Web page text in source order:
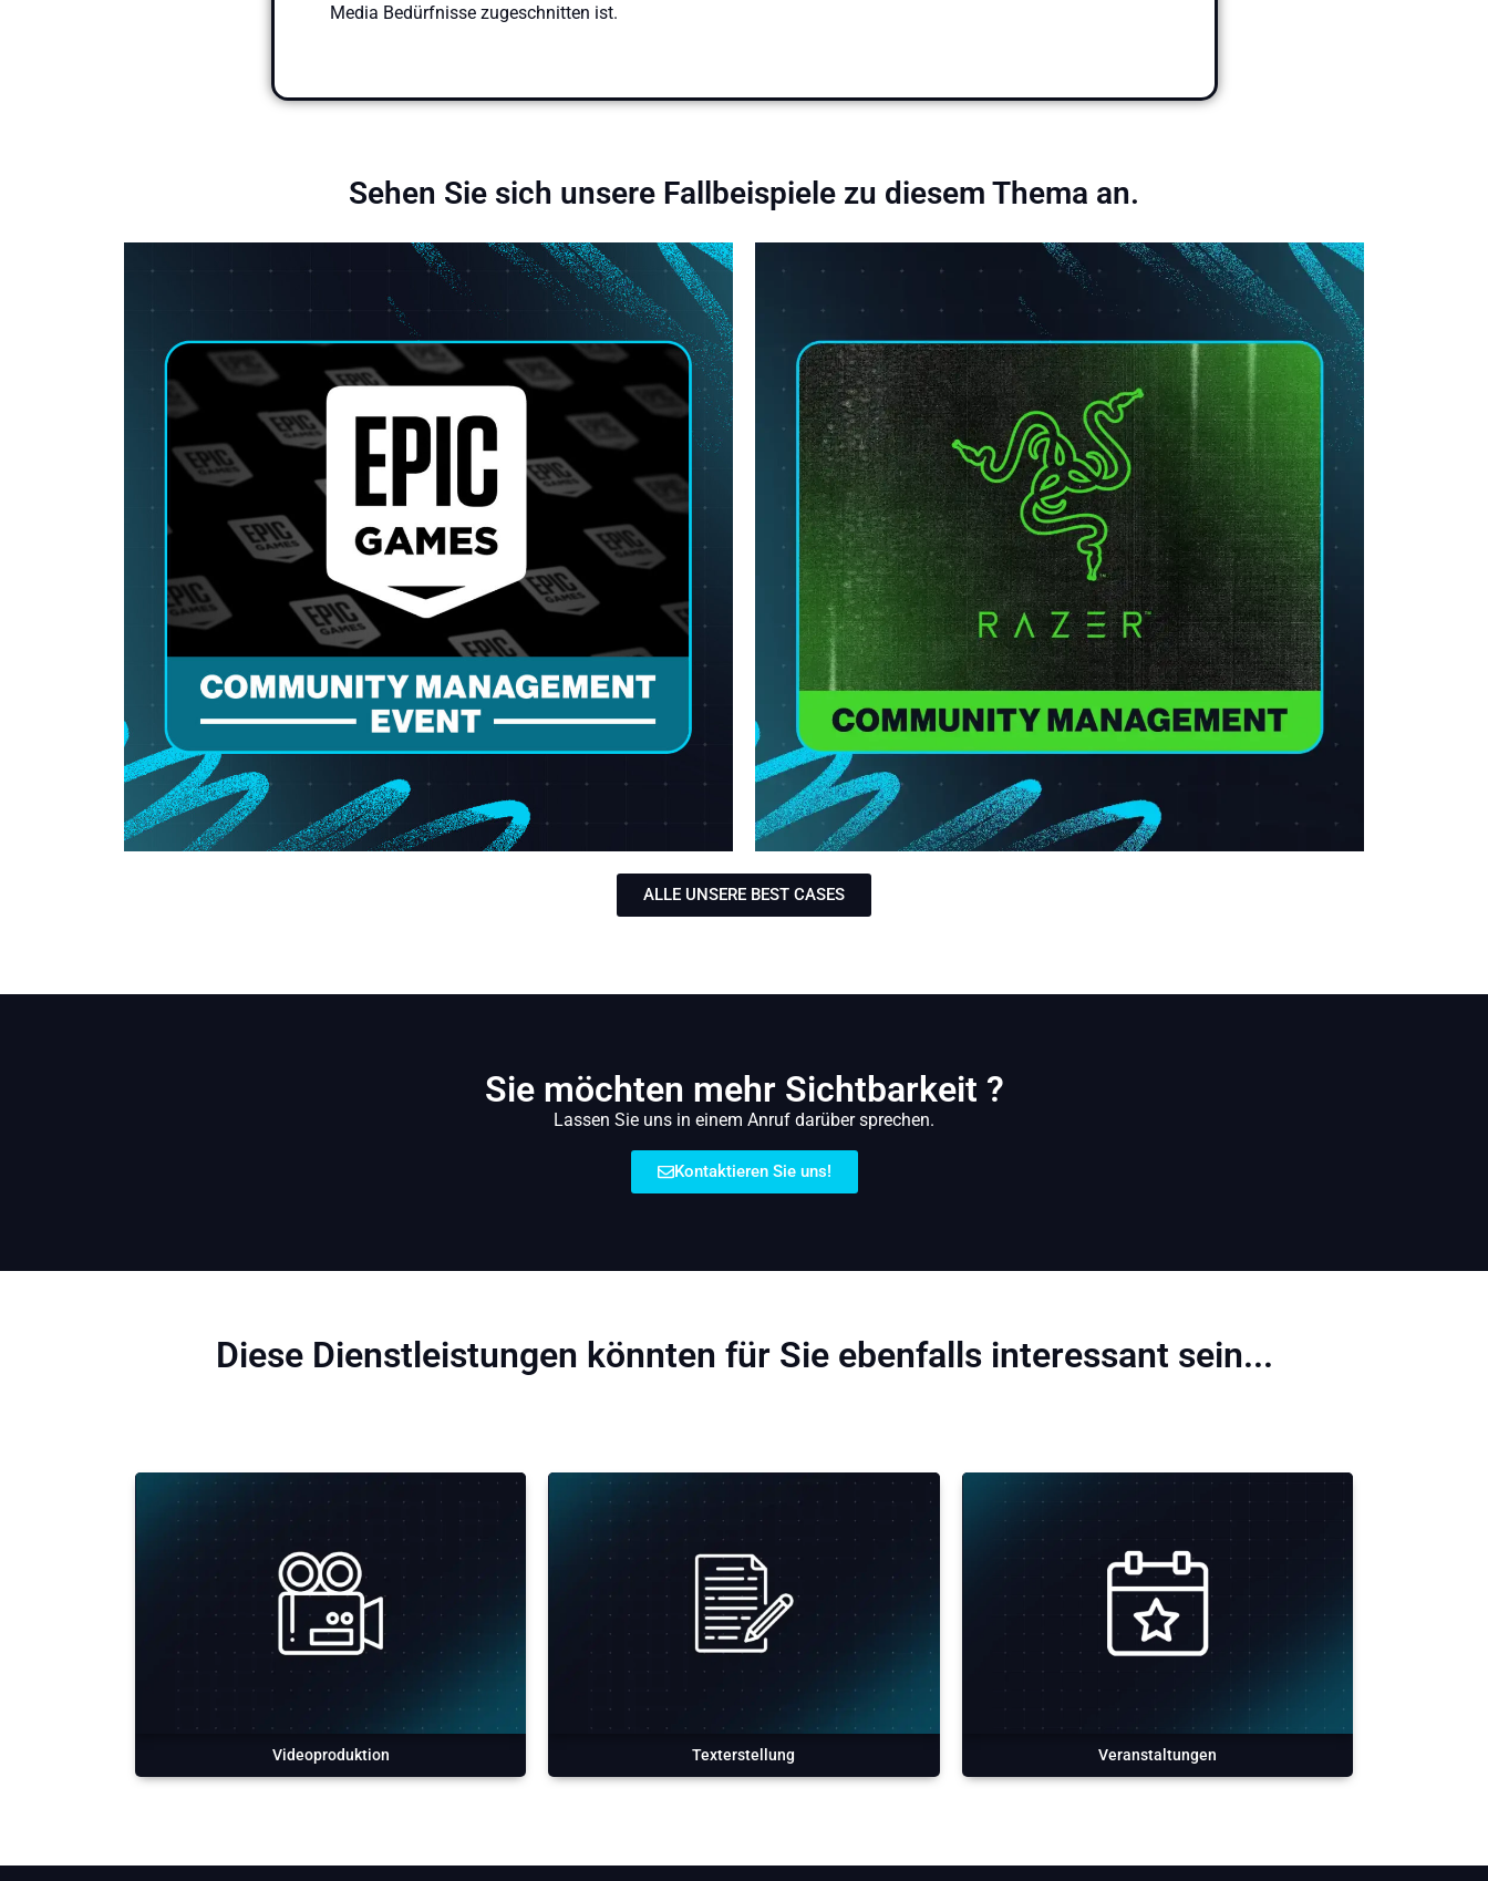
Media Bedürfnisse zugeschnitten ist.
Sehen Sie sich unsere Fallbeispiele zu diesem Thema an.
ALLE UNSERE BEST CASES
Sie möchten mehr Sichtbarkeit ?
Lassen Sie uns in einem Anruf darüber sprechen.
Kontaktieren Sie uns!
Diese Dienstleistungen könnten für Sie ebenfalls interessant sein...
Videoproduktion Texterstellung Veranstaltungen